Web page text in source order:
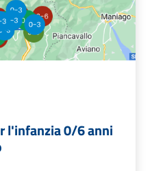
l'infanzia 0/6 anni